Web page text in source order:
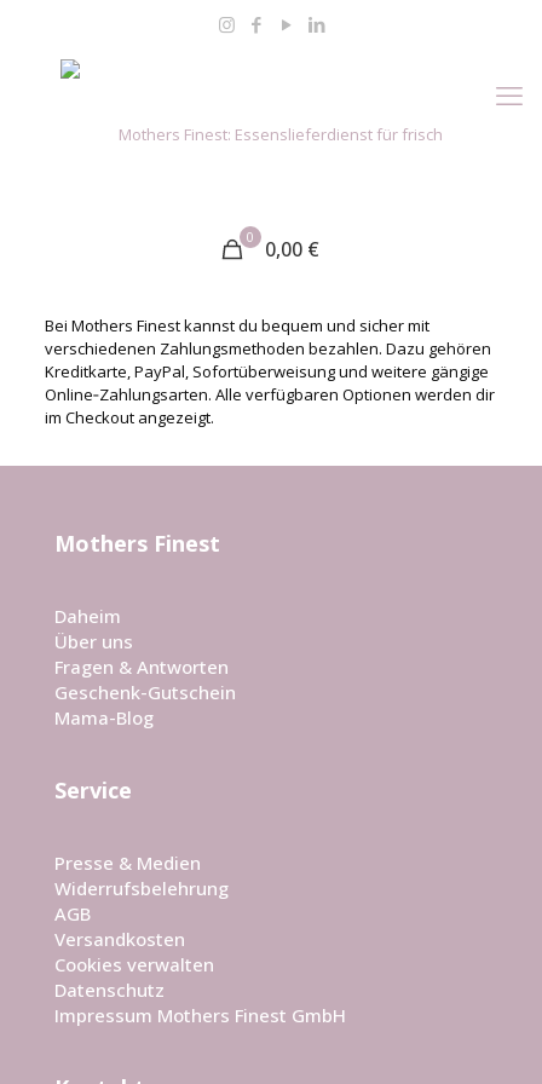
0 0,00 €
Bei Mothers Finest kannst du bequem und sicher mit
verschiedenen Zahlungsmethoden bezahlen. Dazu gehören
Kreditkarte, PayPal, Sofortüberweisung und weitere gängige
Online‑Zahlungsarten. Alle verfügbaren Optionen werden dir
im Checkout angezeigt.
Mothers Finest
Daheim
Über uns
Fragen & Antworten
Geschenk-Gutschein
Mama-Blog
Service
Presse & Medien
Widerrufsbelehrung
AGB
Versandkosten
Cookies verwalten
Datenschutz
Impressum Mothers Finest GmbH